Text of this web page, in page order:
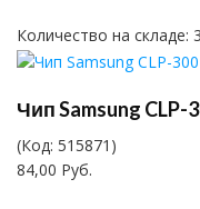
Количество на складе: 3
Чип Samsung CLP-
(Код: 515871 )
84,00 Руб.